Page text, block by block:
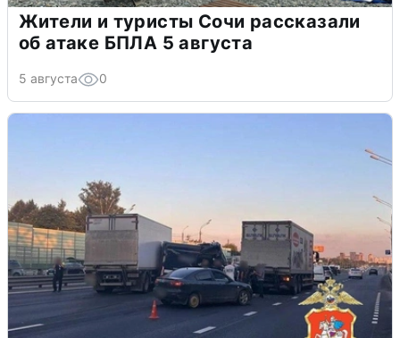
Жители и туристы Сочи рассказали
об атаке БПЛА 5 августа
5 августа 0